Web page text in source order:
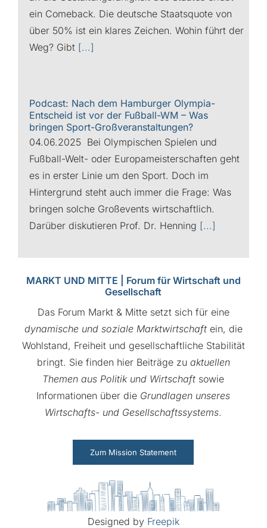
ein Comeback. Die deutsche Staatsquote von
über 50% ist ein klares Zeichen. Wohin führt der
Weg? Gibt [...]
Podcast: Nach dem Hamburger Olympia-
Entscheid ist vor der Fußball-WM – Was
bringen Sport-Großveranstaltungen?
04.06.2025 Bei Olympischen Spielen und
Fußball-Welt- oder Europameisterschaften geht
es in erster Linie um den Sport. Doch im
Hintergrund steht auch immer die Frage: Was
bringen solche Großevents wirtschaftlich.
Darüber diskutieren Prof. Dr. Henning [...]
MARKT UND MITTE | Forum für Wirtschaft und
Gesellschaft
Das Forum Markt & Mitte setzt sich für eine
dynamische und soziale Marktwirtschaftein, die
Wohlstand, Freiheit und gesellschaftliche Stabilität
bringt. Sie finden hier Beiträge zu aktuellen
Themen aus Politik und Wirtschaft sowie
Informationen über die Grundlagen unseres
Wirtschafts- und Gesellschaftssystems.
Zum Mission Statement
Designed by Freepik